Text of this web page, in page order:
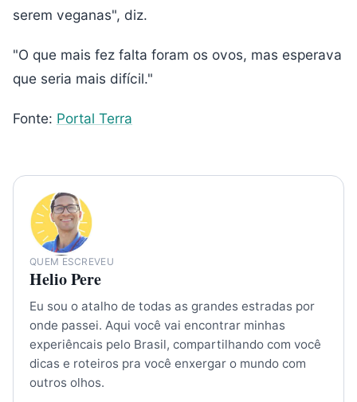
serem veganas", diz.
"O que mais fez falta foram os ovos, mas esperava
que seria mais difícil."
Fonte: Portal Terra
QUEM ESCREVEU
Helio Pere
Eu sou o atalho de todas as grandes estradas por
onde passei. Aqui você vai encontrar minhas
experiêncais pelo Brasil, compartilhando com você
dicas e roteiros pra você enxergar o mundo com
outros olhos.